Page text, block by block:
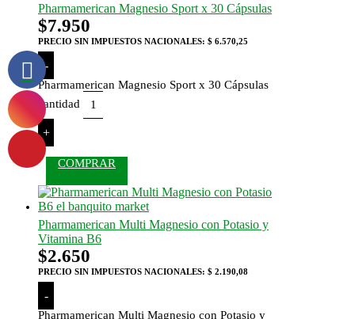
Pharmamerican Magnesio Sport x 30 Cápsulas
$7.950
PRECIO SIN IMPUESTOS NACIONALES: $ 6.570,25
-
Pharmamerican Magnesio Sport x 30 Cápsulas
cantidad
+
COMPRAR
Pharmamerican Multi Magnesio con Potasio y
Vitamina B6
$2.650
PRECIO SIN IMPUESTOS NACIONALES: $ 2.190,08
-
Pharmamerican Multi Magnesio con Potasio y